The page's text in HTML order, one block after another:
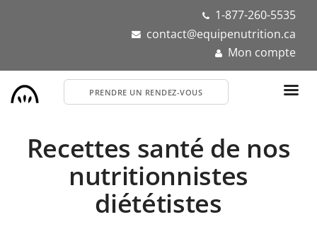
1-877-260-5535
contact@equipenutrition.ca
Mon compte
PRENDRE UN RENDEZ-VOUS
Recettes santé de nos
nutritionnistes
diététistes